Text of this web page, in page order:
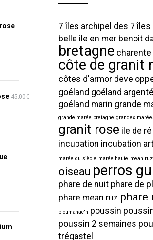
45.00€
7 îles archipel des 7 îles
belle ile en mer benoit
bretagne charente
côte de granit
côtes d'armor
goéland goéland argenté
goéland marin grande
grande marée bretagne grandes
granit rose ile de ré
incubation incubation
marée du siècle marée haute mean ruz
oiseau perros
phare de nuit phare de
phare mean ruz phare
ploumanac'h poussin
poussin 2 semaines
trégastel